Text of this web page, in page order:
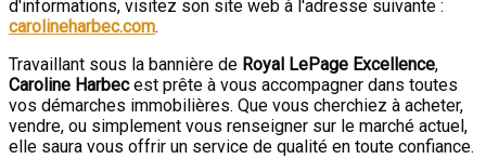
d'informations, visitez son site web à l'adresse suivante :
carolineharbec.com.
Travaillant sous la bannière de Royal LePage Excellence,
Caroline Harbecest prête à vous accompagner dans toutes
vos démarches immobilières. Que vous cherchiez à acheter,
vendre, ou simplement vous renseigner sur le marché actuel,
elle saura vous offrir un service de qualité en toute confiance.